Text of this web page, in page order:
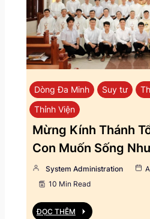
Dòng Đa Minh Suy tư
Thỉnh Viện
Mừng Kính Thánh
Con Muốn Sống
System Administration
10 Min Read
ĐỌC THÊM